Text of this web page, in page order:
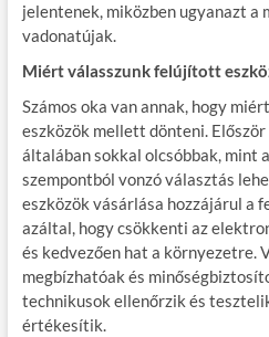
jelentenek, miközben ugyanazt a
vadonatújak.
Miért válasszunk felújított
Számos oka van annak, hogy
eszközök mellett dönteni. Először
általában sokkal olcsóbbak, mint
szempontból vonzó választás
eszközök vásárlása hozzájárul a
azáltal, hogy csökkenti az
és kedvezően hat a környezetre.
megbízhatóak és
technikusok ellenőrzik és
értékesítik.